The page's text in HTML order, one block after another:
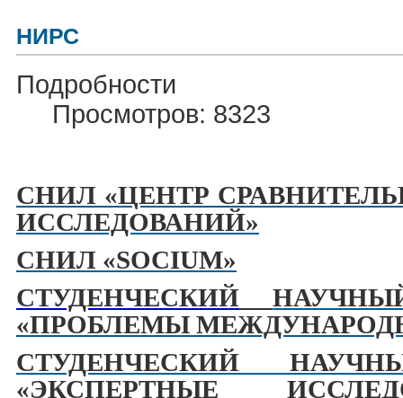
НИРС
Подробности
Просмотров: 8323
СНИЛ «ЦЕНТР
ИССЛЕДОВАНИЙ»
СНИЛ «SOCIUM»
СТУДЕНЧЕСКИЙ
«ПРОБЛЕМЫ
СТУДЕНЧЕСКИЙ
«ЭКСПЕРТНЫЕ